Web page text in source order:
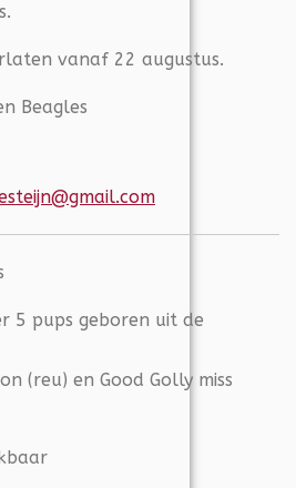
vanaf 22 augustus.
Beagles
5 pups geboren uit de
(reu) en Good Golly miss